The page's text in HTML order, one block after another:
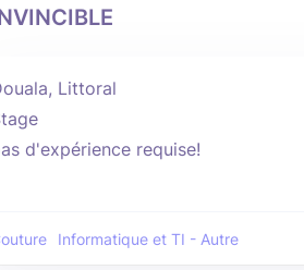
Littoral
d'expérience requise!
Informatique et TI - Autre